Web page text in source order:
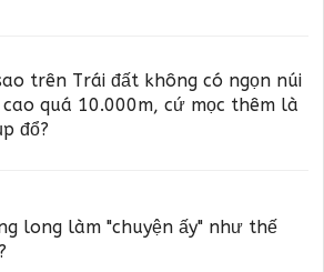
trên Trái đất không có ngọn núi
quá 10.000m, cứ mọc thêm là
đổ?
long làm "chuyện ấy" như thế